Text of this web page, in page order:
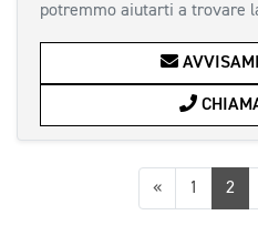
potremmo aiutarti a trovare
«Precedente
1 2